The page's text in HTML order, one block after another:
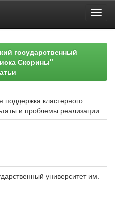
государственный
Скорины"
поддержка кластерного
и проблемы реализации
университет им.